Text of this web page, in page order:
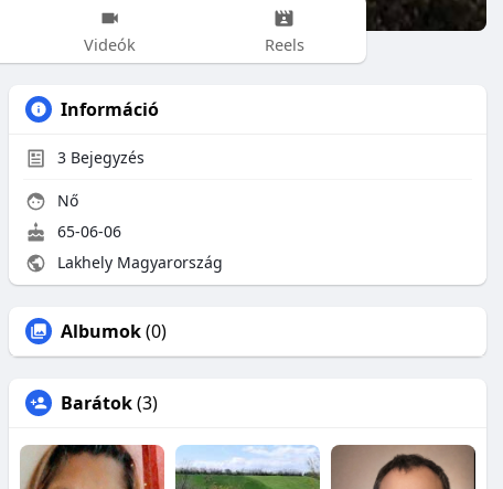
Videók Reels
Információ
3 Bejegyzés
Nő
65-06-06
Lakhely Magyarország
Albumok(0)
Barátok(3)